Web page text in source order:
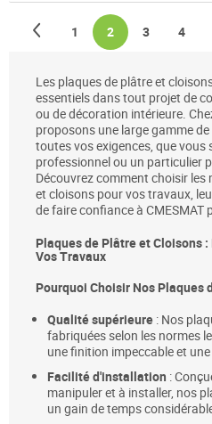
Page
Précédent
Page
1 You're currently
2 Page
3 Page
4
Les plaques de plâtre et
essentiels dans tout projet de
ou de décoration intérieure.
proposons une large gamme
toutes vos exigences, que vous
professionnel ou un particulier
Découvrez comment choisir les
et cloisons pour vos travaux,
de faire confiance à CMESMAT
Plaques de Plâtre et Cloisons
Vos Travaux
Pourquoi Choisir Nos Plaques
Qualité supérieure : Nos
fabriquées selon les normes
une finition impeccable et
Facilité d'installation :
manipuler et à installer, nos
un gain de temps